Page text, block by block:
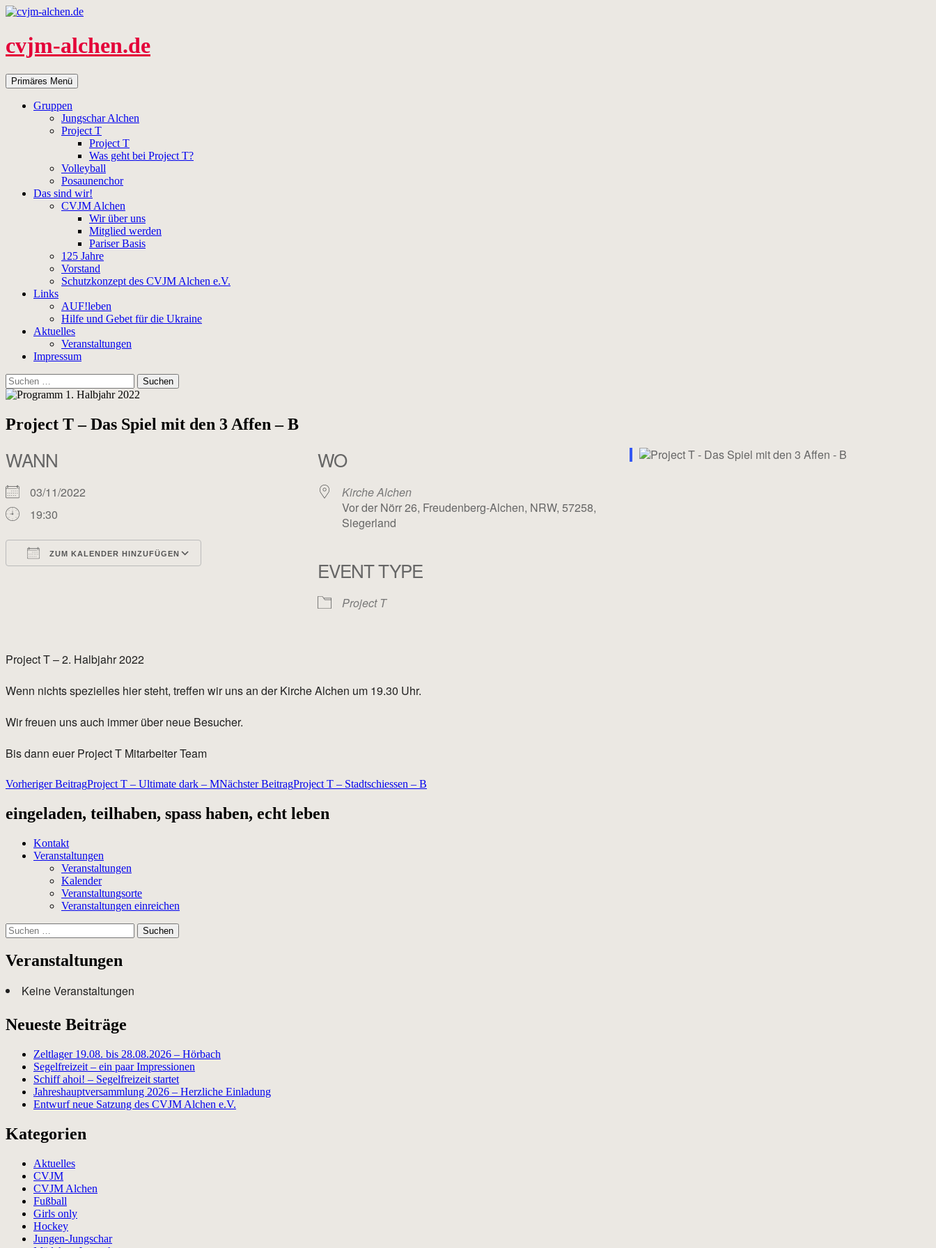
Zum
springen
cvjm-alchen.de
Suchen
Primäres Menü
Gruppen
Jungschar Alchen
Project T
Project T
Was geht bei Project T?
Volleyball
Posaunenchor
Das sind wir!
CVJM Alchen
Wir über uns
Mitglied werden
Pariser Basis
125 Jahre
Vorstand
Schutzkonzept des CVJM Alchen e.V.
Links
AUF!leben
Hilfe und Gebet für die Ukraine
Aktuelles
Veranstaltungen
Impressum
Suchen
nach:
Project T – Das Spiel mit den 3 Affen – B
WANN
03/11/2022
19:30
ZUM KALENDER HINZUFÜGEN
WO
Kirche Alchen
Vor der Nörr 26, Freudenberg-Alchen, NRW, 57258,
Siegerland
EVENT TYPE
Project T
Project T – 2. Halbjahr 2022
Wenn nichts spezielles hier steht, treffen wir uns an der Kirche Alchen um 19.30 Uhr.
Wir freuen uns auch immer über neue Besucher.
Bis dann euer Project T Mitarbeiter Team
Beitragsnavigation
Vorheriger BeitragProject T – Ultimate dark – MNächster BeitragProject T – Stadtschiessen – B
eingeladen, teilhaben, spass haben, echt leben
Kontakt
Veranstaltungen
Veranstaltungen
Kalender
Veranstaltungsorte
Veranstaltungen einreichen
Suchen
nach:
Veranstaltungen
Keine Veranstaltungen
Neueste Beiträge
Zeltlager 19.08. bis 28.08.2026 – Hörbach
Segelfreizeit – ein paar Impressionen
Schiff ahoi! – Segelfreizeit startet
Jahreshauptversammlung 2026 – Herzliche Einladung
Entwurf neue Satzung des CVJM Alchen e.V.
Kategorien
Aktuelles
CVJM
CVJM Alchen
Fußball
Girls only
Hockey
Jungen-Jungschar